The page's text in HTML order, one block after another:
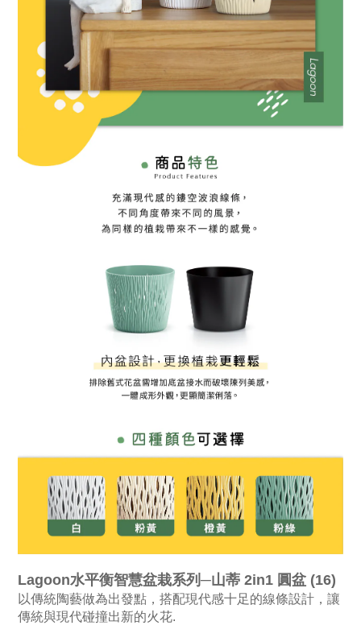
Lagoon水平衡智慧盆栽系列─山蒂 2in1 圓盆 (16)
以傳統陶藝做為出發點，搭配現代感十足的線條設計，讓
傳統與現代碰撞出新的火花.